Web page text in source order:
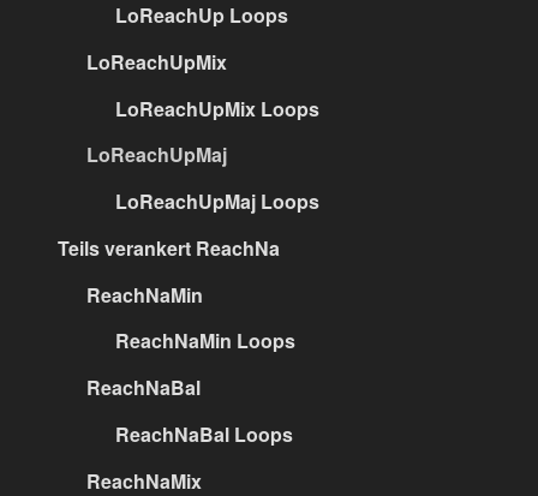
LoReachUp Loops
LoReachUpMix
LoReachUpMix Loops
LoReachUpMaj
LoReachUpMaj Loops
Teils verankert ReachNa
ReachNaMin
ReachNaMin Loops
ReachNaBal
ReachNaBal Loops
ReachNaMix